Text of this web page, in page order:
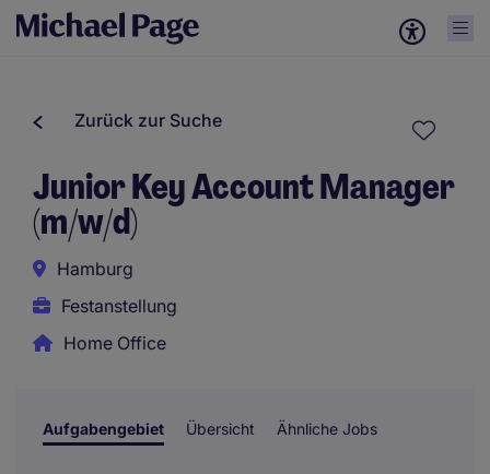
Zurück zur Suche
Junior Key Account Manager
(m/w/d)
Hamburg
Festanstellung
Home Office
Aufgabengebiet Übersicht Ähnliche Jobs